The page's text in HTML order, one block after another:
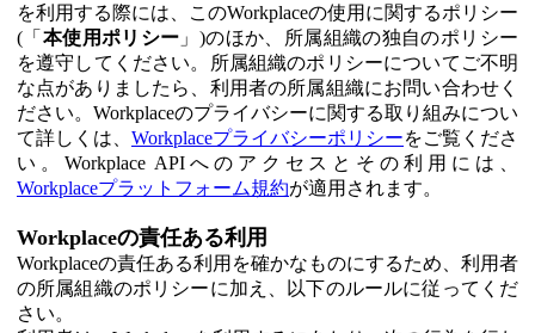
を利用する際には、このWorkplaceの使用に関するポリシー
(「 本使用ポリシー 」)のほか、所属組織の独自のポリシー
を遵守してください。所属組織のポリシーについてご不明
な点がありましたら、利用者の所属組織にお問い合わせく
ださい。Workplaceのプライバシーに関する取り組みについ
て詳しくは、 Workplaceプライバシーポリシーをご覧くださ
い。Workplace APIへのアクセスとその利用には、
Workplaceプラットフォーム規約が適用されます。
Workplaceの責任ある利用
Workplaceの責任ある利用を確かなものにするため、利用者
の所属組織のポリシーに加え、以下のルールに従ってくだ
さい。